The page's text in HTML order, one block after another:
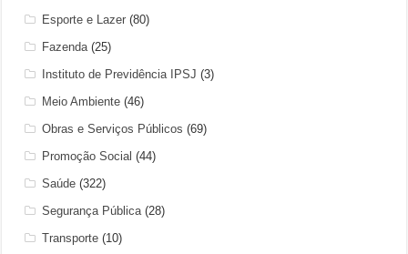
Esporte e Lazer (80)
Fazenda (25)
Instituto de Previdência IPSJ (3)
Meio Ambiente (46)
Obras e Serviços Públicos (69)
Promoção Social (44)
Saúde (322)
Segurança Pública (28)
Transporte (10)